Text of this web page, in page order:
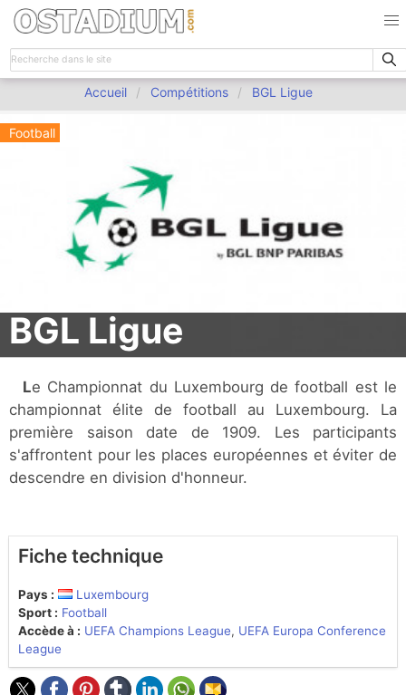
Accueil Compétitions BGL Ligue
Football
BGL Ligue
Le Championnat du Luxembourg de football est le
championnat élite de football au Luxembourg. La
première saison date de 1909. Les participants
s'affrontent pour les places européennes et éviter de
descendre en division d'honneur.
Fiche technique
Pays :
Luxembourg
Sport : Football
Accède à : UEFA Champions League, UEFA Europa Conference
League